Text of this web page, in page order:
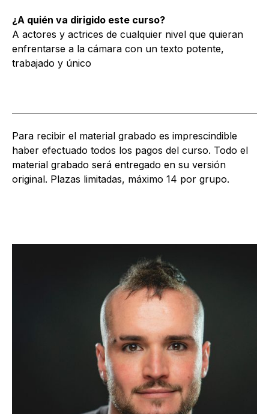
¿A quién va dirigido este curso?
A actores y actrices de cualquier nivel que quieran
enfrentarse a la cámara con un texto potente,
trabajado y único
Para recibir el material grabado es imprescindible
haber efectuado todos los pagos del curso. Todo el
material grabado será entregado en su versión
original. Plazas limitadas, máximo 14 por grupo.